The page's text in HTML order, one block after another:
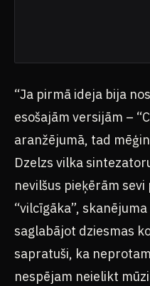
“Ja pirmā ideja bija
esošajām versijām –
aranžējumā, tad
Dzelzs vilka
nevilšus pieķērām
“vilcīgāka”,
saglabājot dziesmas
sapratuši, ka
nespējam neielikt